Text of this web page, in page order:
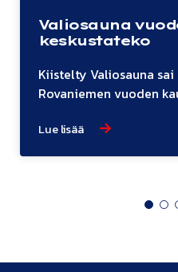
Valiosauna
keskustateko
Kiis­tel­ty Va­lio­sau­na
Ro­va­nie­men vuoden
"Pik­kui­nen koppi on
ke­röi­nen". Valiosauna
tällä kertaa luvan
Lue lisää